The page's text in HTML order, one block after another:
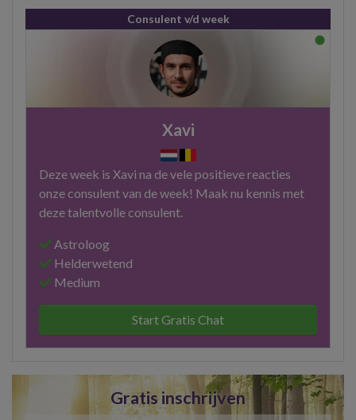
Consulent v/d week
Xavi
Deze week is Xavi na de vele positieve reacties
onze consulent van de week! Maak nu kennis met
deze talentvolle consulent.
Astroloog
Helderwetend
Medium
Start Gratis Chat
Gratis inschrijven